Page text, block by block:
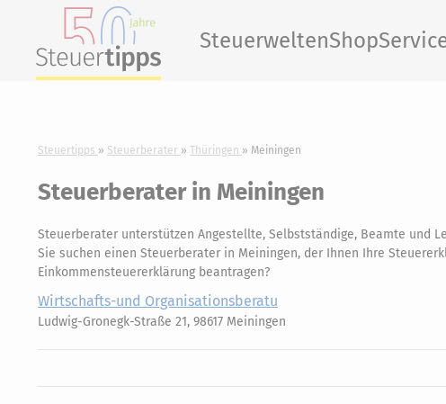
SteuerweltenShop
Steuertipps Steuerberater Thüringen Meiningen
Steuerberater in Meiningen
Steuerberater unterstützen Angestellte, Selbstständige, Beamte und
Sie suchen einen Steuerberater in Meiningen, der Ihnen Ihre
Einkommensteuererklärung beantragen?
Wirtschafts-und Organisationsberatu
Ludwig-Gronegk-Straße 21, 98617 Meiningen